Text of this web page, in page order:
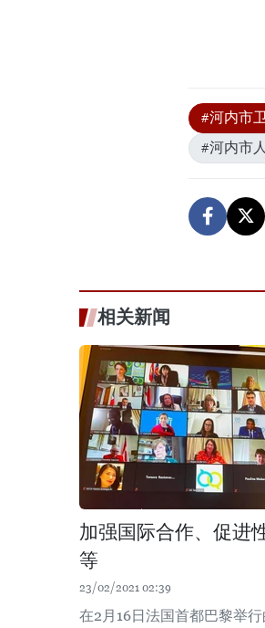
#河内市
#河内市
相关新闻
加强国际合作、促进
等
23/02/2021 02:39
在2月16日法国首都巴黎举